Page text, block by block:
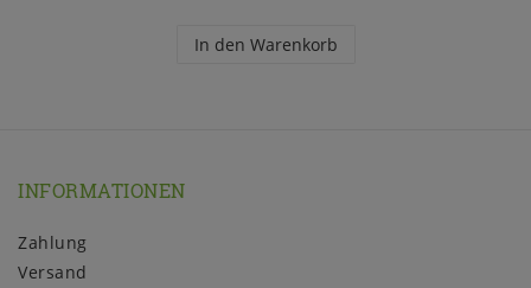
In den Warenkorb
INFORMATIONEN
Zahlung
Versand